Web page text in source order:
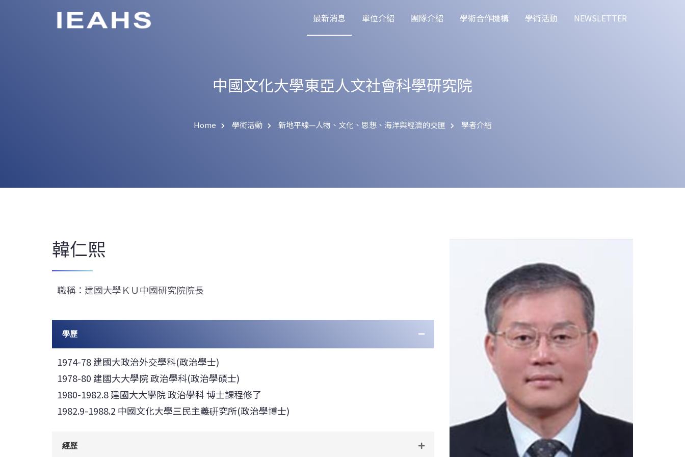
最新消息 單位介紹 團隊介紹 學術合作機構 學術活動 NEWSLETTER
中國文化大學東亞人文社會科學研究院
Home 學術活動 新地平線—人物、文化、思想、海洋與經濟的交匯 學者介紹
韓仁熙
職稱：建國大學ＫＵ中國研究院院長
學歷
1974-78 建國大政治外交學科(政治學士)
1978-80 建國大大學院 政治學科(政治學碩士)
1980-1982.8 建國大大學院 政治學科 博士課程修了
1982.9-1988.2 中國文化大學三民主義硏究所(政治學博士)
經歷